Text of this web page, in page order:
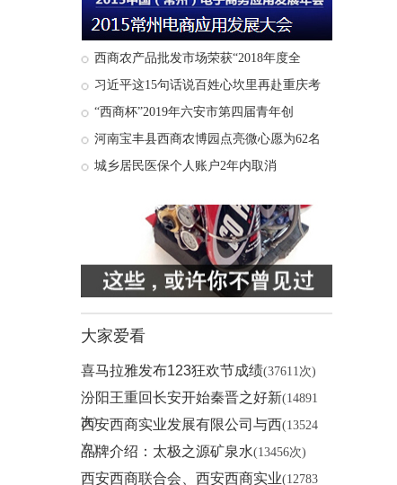
西商农产品批发市场荣获“2018年度全
习近平这15句话说百姓心坎里再赴重庆考
“西商杯”2019年六安市第四届青年创
河南宝丰县西商农博园点亮微心愿为62名
城乡居民医保个人账户2年内取消
大家爱看
喜马拉雅发布123狂欢节成绩(37611次)
汾阳王重回长安开始秦晋之好新(14891
次)
西安西商实业发展有限公司与西(13524
次)
品牌介绍：太极之源矿泉水(13456次)
西安西商联合会、西安西商实业(12783